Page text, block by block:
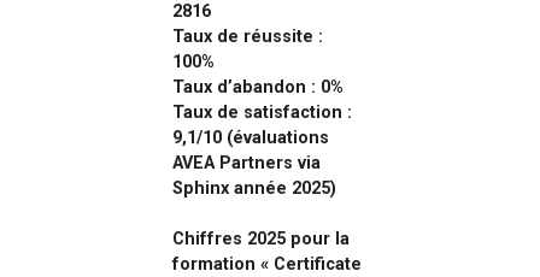
2816
Taux de réussite :
100%
Taux d’abandon : 0%
Taux de satisfaction :
9,1/10 (évaluations
AVEA Partners via
Sphinx année 2025)
Chiffres 2025 pour la
formation « Certificate